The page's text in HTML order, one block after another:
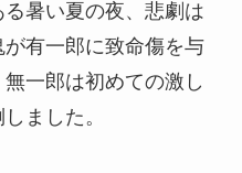
暑い夏の夜、悲劇は
有一郎に致命傷を与
一郎は初めての激し
ました。